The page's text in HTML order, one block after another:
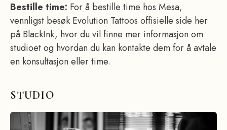
Bestille time: For å bestille time hos Mesa,
vennligst besøk Evolution Tattoos offisielle side her
på BlackInk, hvor du vil finne mer informasjon om
studioet og hvordan du kan kontakte dem for å avtale
en konsultasjon eller time.
STUDIO